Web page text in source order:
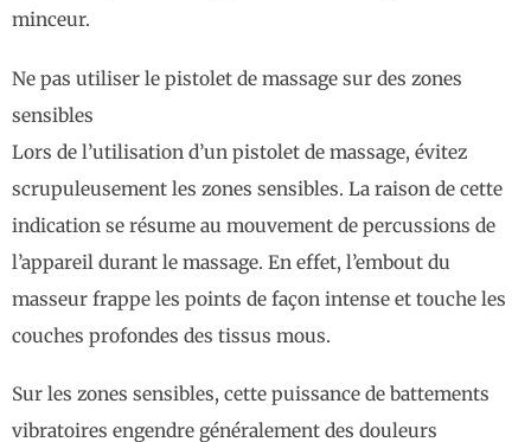
minceur.
Ne pas utiliser le pistolet de massage sur des zones
sensibles
Lors de l’utilisation d’un pistolet de massage, évitez
scrupuleusement les zones sensibles. La raison de cette
indication se résume au mouvement de percussions de
l’appareil durant le massage. En effet, l’embout du
masseur frappe les points de façon intense et touche les
couches profondes des tissus mous.
Sur les zones sensibles, cette puissance de battements
vibratoires engendre généralement des douleurs